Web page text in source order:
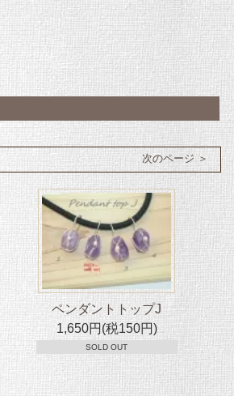
次のページ ＞
ペンダントトップJ
1,650円(税150円)
SOLD OUT